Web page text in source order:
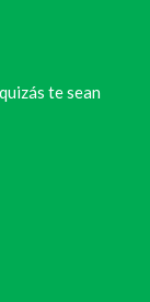
te sean